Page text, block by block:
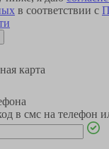
в соответствии с
карта
в смс на телефон